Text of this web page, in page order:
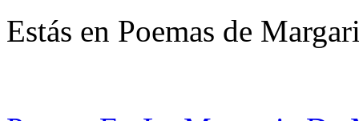
Estás en Poemas de